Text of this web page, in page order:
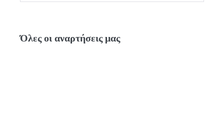
Όλες οι αναρτήσεις μας